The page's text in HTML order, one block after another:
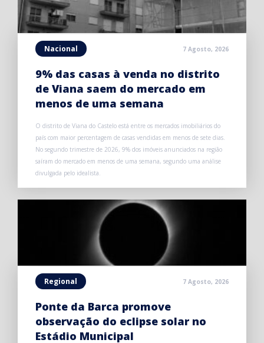
Nacional 7 Agosto, 2026
9% das casas à venda no distrito
de Viana saem do mercado em
menos de uma semana
O distrito de Viana do Castelo está entre os mercados imobiliários do
país com maior percentagem de casas vendidas em menos de sete dias.
No segundo trimestre de 2026, 9% dos imóveis anunciados na região
saíram do mercado em menos de uma semana, segundo uma análise
divulgada pelo idealista.
Regional 7 Agosto, 2026
Ponte da Barca promove
observação do eclipse solar no
Estádio Municipal